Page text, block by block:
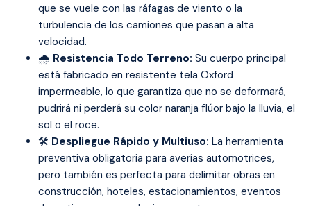
que se vuele con las ráfagas de viento o la
turbulencia de los camiones que pasan a alta
velocidad.
🌧️ Resistencia Todo Terreno: Su cuerpo principal
está fabricado en resistente tela Oxford
impermeable, lo que garantiza que no se deformará,
pudrirá ni perderá su color naranja flúor bajo la lluvia, el
sol o el roce.
🛠️ Despliegue Rápido y Multiuso: La herramienta
preventiva obligatoria para averías automotrices,
pero también es perfecta para delimitar obras en
construcción, hoteles, estacionamientos, eventos